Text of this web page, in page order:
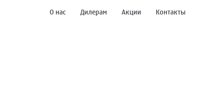
О нас Дилерам Акции Контакты